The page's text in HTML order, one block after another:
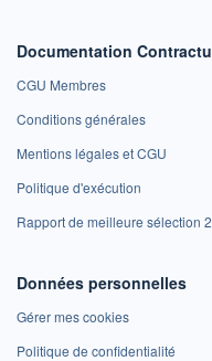
Documentation
CGU Membres
Conditions générales
Mentions légales et CGU
Politique d'exécution
Rapport de meilleure sélection
Données personnelles
Gérer mes cookies
Politique de confidentialité